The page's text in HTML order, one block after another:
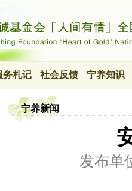
务札记 社会反馈 宁养知识
宁养新闻
发布单